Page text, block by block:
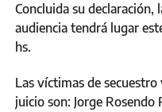
Concluida su declaración,
audiencia tendrá lugar
hs.
Las víctimas de
juicio son: Jorge